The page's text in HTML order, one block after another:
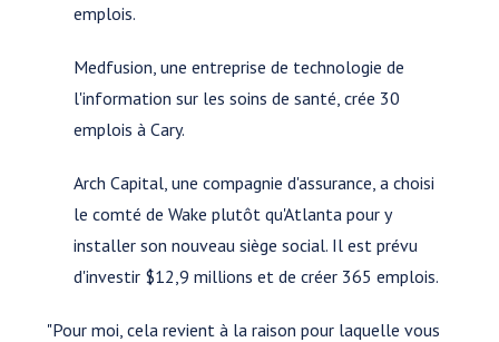
emplois.
Medfusion, une entreprise de technologie de
l'information sur les soins de santé, crée 30
emplois à Cary.
Arch Capital, une compagnie d'assurance, a choisi
le comté de Wake plutôt qu'Atlanta pour y
installer son nouveau siège social. Il est prévu
d'investir $12,9 millions et de créer 365 emplois.
"Pour moi, cela revient à la raison pour laquelle vous